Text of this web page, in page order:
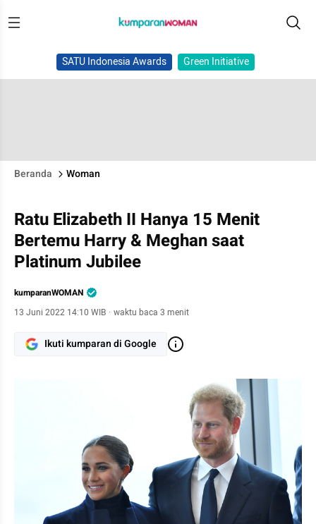
SATU Indonesia Awards Green Initiative
Beranda Woman
Ratu Elizabeth II Hanya 15 Menit
Bertemu Harry & Meghan saat
Platinum Jubilee
kumparanWOMAN
13 Juni 2022 14:10 WIB · waktu baca 3 menit
Ikuti kumparan di Google